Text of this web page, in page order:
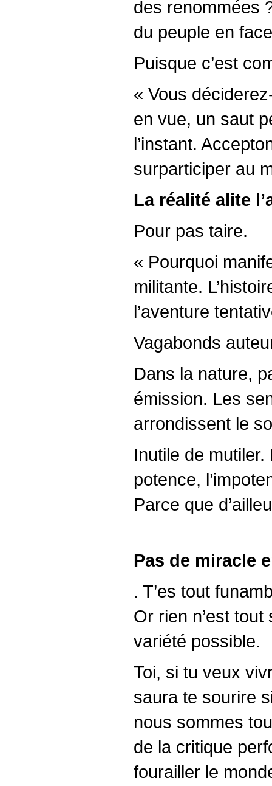
des renommées
du peuple en
Puisque c’est
« Vous
en vue, un saut
l’instant.
surparticiper au
La réalité alite
Pour pas taire.
« Pourquoi
militante.
l’aventure
Vagabonds
Dans la nature,
émission. Les
arrondissent le
Inutile de mutiler.
potence,
Parce que
Pas de miracle
. T’es tout
Or rien n’est
variété possible.
Toi, si tu veux
saura te sourire
nous sommes
de la critique
fourailler le